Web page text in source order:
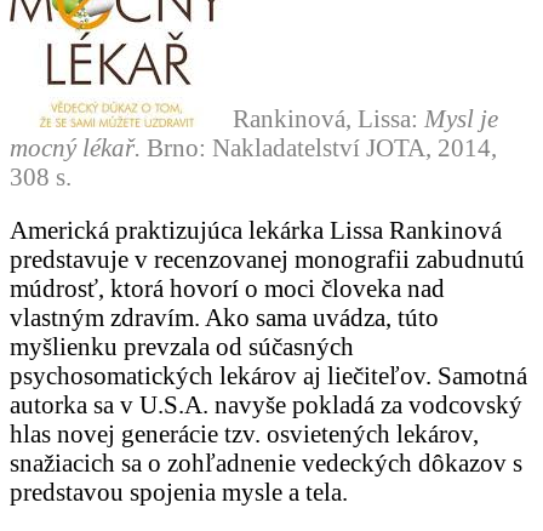
Rankinová, Lissa: Mysl je
mocný lékař. Brno: Nakladatelství JOTA, 2014,
308 s.
Americká praktizujúca lekárka Lissa Rankinová
predstavuje v recenzovanej monografii zabudnutú
múdrosť, ktorá hovorí o moci človeka nad
vlastným zdravím. Ako sama uvádza, túto
myšlienku prevzala od súčasných
psychosomatických lekárov aj liečiteľov. Samotná
autorka sa v U.S.A. navyše pokladá za vodcovský
hlas novej generácie tzv. osvietených lekárov,
snažiacich sa o zohľadnenie vedeckých dôkazov s
predstavou spojenia mysle a tela.